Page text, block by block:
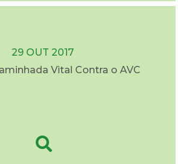
29 OUT 2017
Vital Contra o AVC